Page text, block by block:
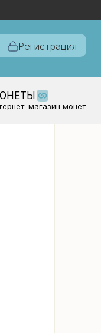
Регистрация
магазин монет